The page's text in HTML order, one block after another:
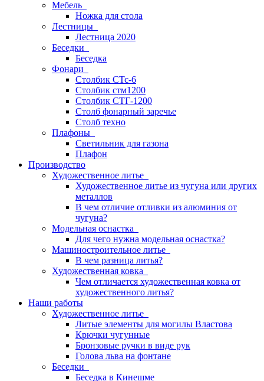
Мебель
Ножка для стола
Лестницы
Лестница 2020
Беседки
Беседка
Фонари
Столбик СТс-6
Столбик стм1200
Столбик СТГ-1200
Столб фонарный заречье
Столб техно
Плафоны
Светильник для газона
Плафон
Производство
Художественное литье
Художественное литье из чугуна или других
металлов
В чем отличие отливки из алюминия от
чугуна?
Модельная оснастка
Для чего нужна модельная оснастка?
Машиностроительное литье
В чем разница литья?
Художественная ковка
Чем отличается художественная ковка от
художественного литья?
Наши работы
Художественное литье
Литые элементы для могилы Властова
Крючки чугунные
Бронзовые ручки в виде рук
Голова льва на фонтане
Беседки
Беседка в Кинешме